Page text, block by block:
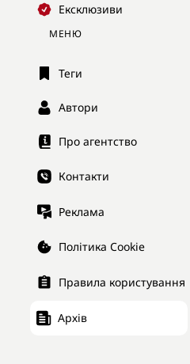
Ексклюзиви
МЕНЮ
Теги
Автори
Про агентство
Контакти
Реклама
Політика Cookie
Правила користування
Архів